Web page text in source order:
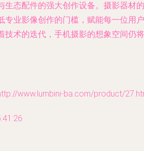
生态配件的强大创作设备。摄影器材的
专业影像创作的门槛，赋能每一位用户
技术的迭代，手机摄影的想象空间仍将
www.lumbini-ba.com/product/